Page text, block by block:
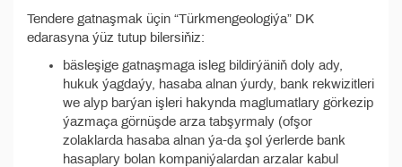
Tendere gatnaşmak üçin “Türkmengeologiýa” DK
edarasyna ýüz tutup bilersiňiz:
bäsleşige gatnaşmaga isleg bildirýäniň doly ady,
hukuk ýagdaýy, hasaba alnan ýurdy, bank rekwizitleri
we alyp barýan işleri hakynda maglumatlary görkezip
ýazmaça görnüşde arza tabşyrmaly (ofşor
zolaklarda hasaba alnan ýa-da şol ýerlerde bank
hasaplary bolan kompaniýalardan arzalar kabul